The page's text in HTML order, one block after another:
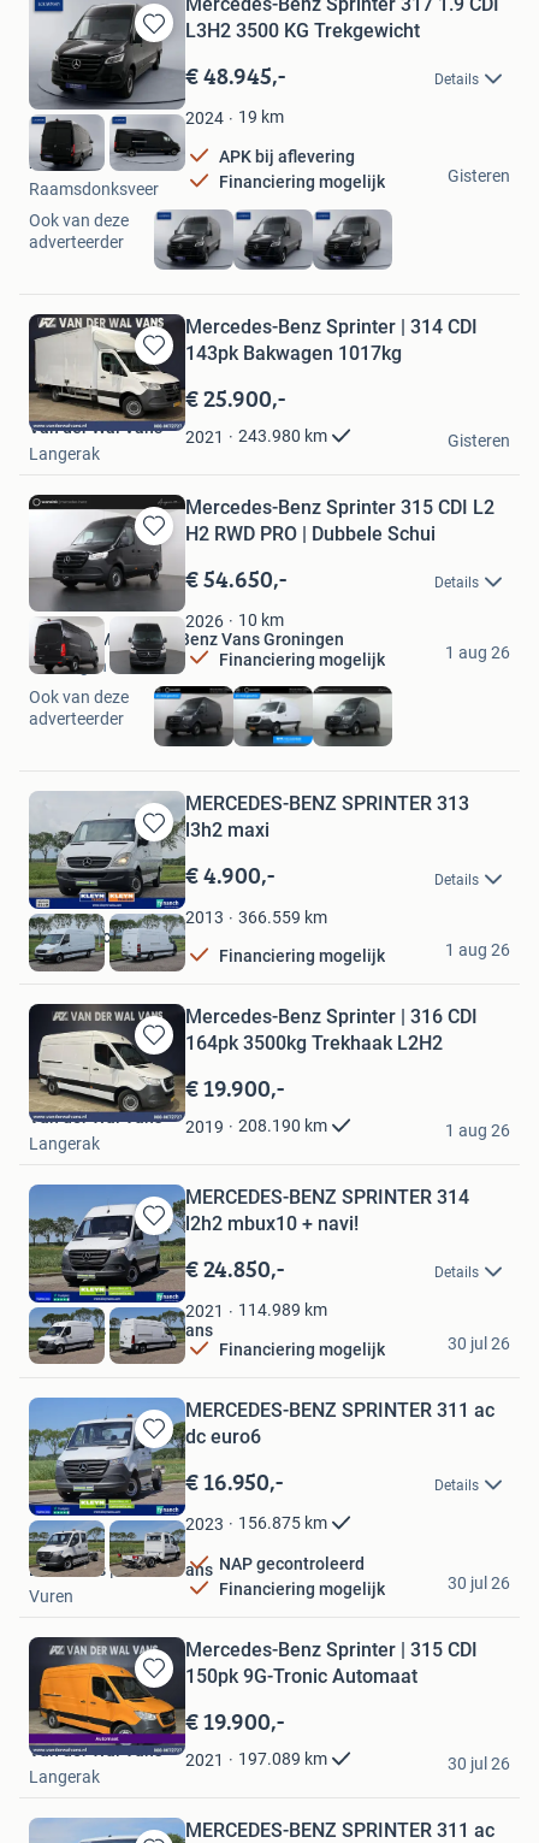
Bewaren
in
Mijn
Favorieten
L3H2 3500 KG Trekgewicht
€ 48.945,- Details
2024 19 km
APK bij aflevering
Financiering mogelijk
busvan
Raamsdonksveer
Gisteren
Ook van deze
adverteerder
Bewaren
in
Mijn
Favorieten
Mercedes-Benz Sprinter | 314 CDI
143pk Bakwagen 1017kg
€ 25.900,-
2021 243.980 km
Van der Wal Vans
Langerak
Gisteren
Bewaren
in
Mijn
Favorieten
Mercedes-Benz Sprinter 315 CDI L2
H2 RWD PRO | Dubbele Schui
€ 54.650,- Details
2026 10 km
Financiering mogelijk
Wensink Mercedes-Benz Vans Groningen
Groningen
1 aug 26
Ook van deze
adverteerder
Bewaren
in
Mijn
Favorieten
MERCEDES-BENZ SPRINTER 313
l3h2 maxi
€ 4.900,- Details
2013 366.559 km
Financiering mogelijk
Kleyn Trucks BV
Vuren
1 aug 26
Bewaren
in
Mijn
Favorieten
Mercedes-Benz Sprinter | 316 CDI
164pk 3500kg Trekhaak L2H2
€ 19.900,-
2019 208.190 km
Van der Wal Vans
Langerak
1 aug 26
Bewaren
in
Mijn
Favorieten
MERCEDES-BENZ SPRINTER 314
l2h2 mbux10 + navi!
€ 24.850,- Details
2021 114.989 km
Financiering mogelijk
Bestelbus | KLEYN Vans
Vuren
30 jul 26
Bewaren
in
Mijn
Favorieten
MERCEDES-BENZ SPRINTER 311 ac
dc euro6
€ 16.950,- Details
2023 156.875 km
NAP gecontroleerd
Financiering mogelijk
Bestelbus | KLEYN Vans
Vuren
30 jul 26
Bewaren
in
Mijn
Favorieten
Mercedes-Benz Sprinter | 315 CDI
150pk 9G-Tronic Automaat
€ 19.900,-
2021 197.089 km
Van der Wal Vans
Langerak
30 jul 26
MERCEDES-BENZ SPRINTER 311 ac